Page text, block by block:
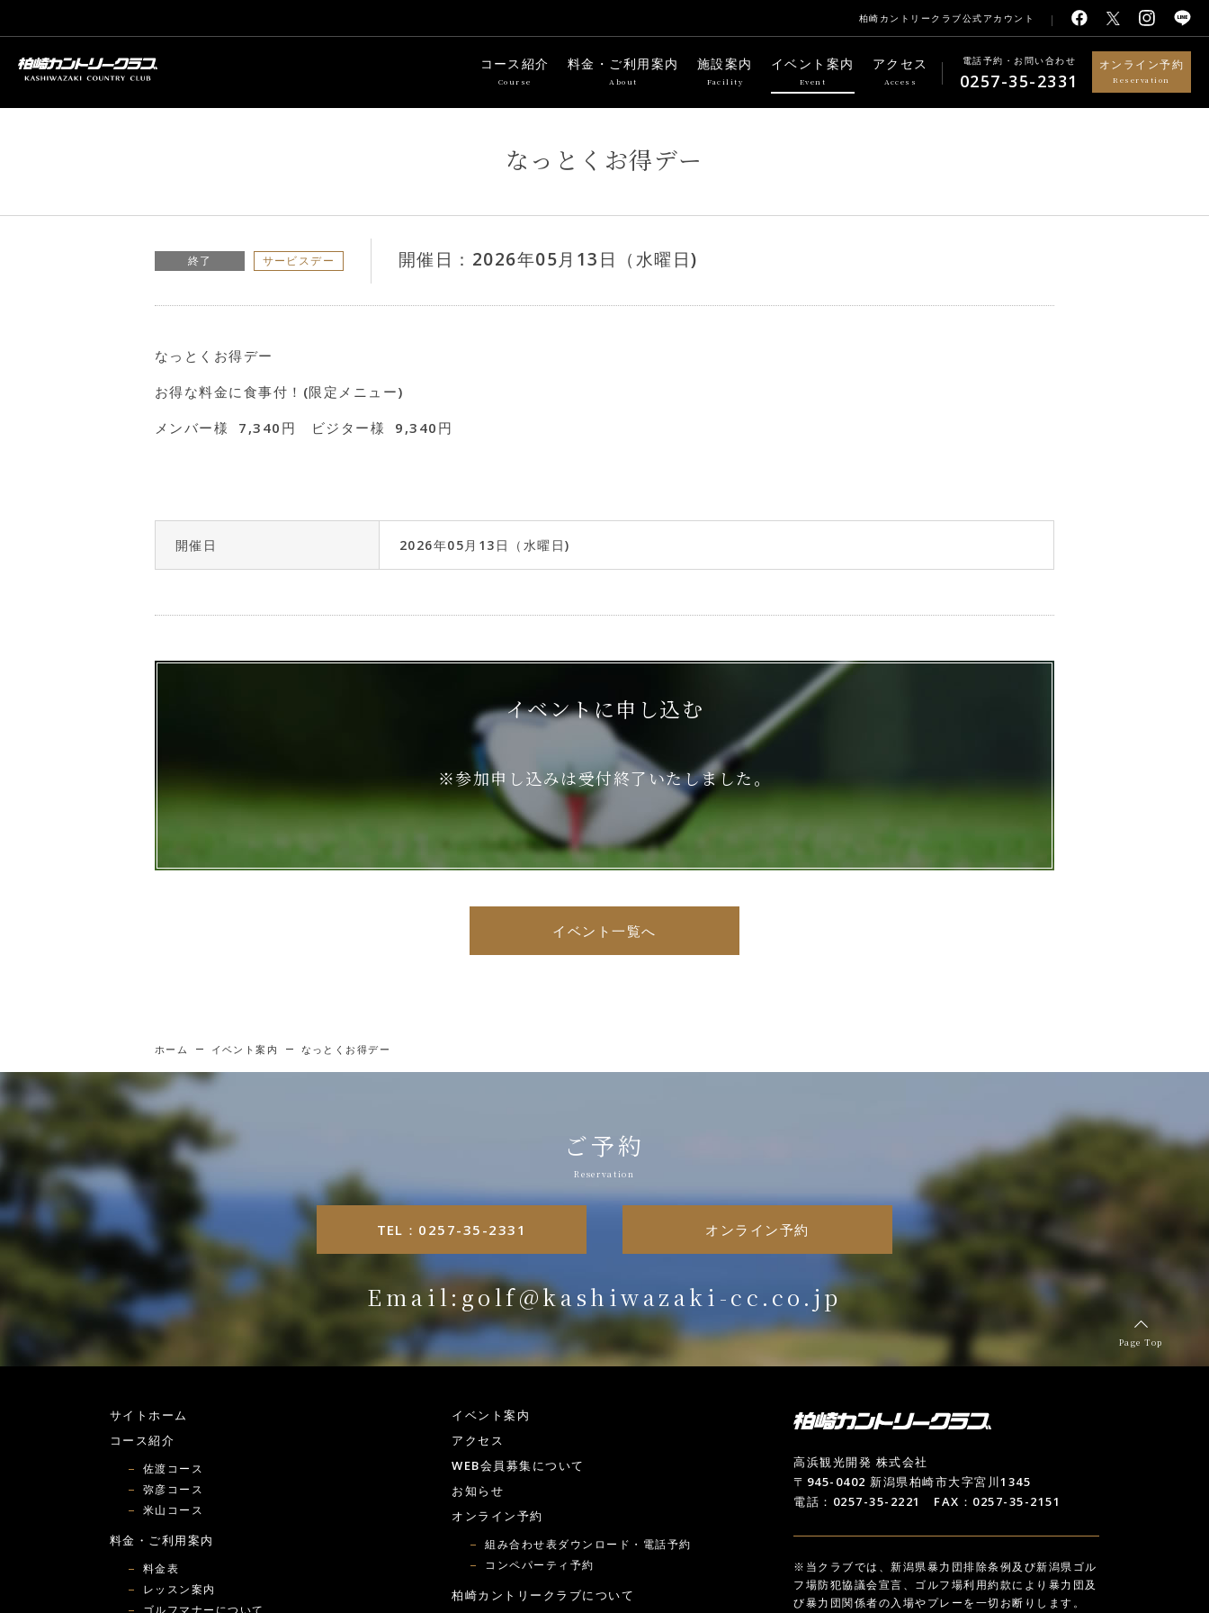
柏崎カントリークラブ公式アカウント
コース紹介
Course
料金・ご利用案内
About
施設案内
Facility
イベント案内
Event
アクセス
Access
電話予約・お問い合わせ
0257-35-2331
オンライン予約
Reservation
なっとくお得デー
終了 サービスデー 開催日：2026年05月13日（水曜日)
なっとくお得デー
お得な料金に食事付！(限定メニュー)
メンバー様 7,340円 ビジター様 9,340円
開催日 2026年05月13日（水曜日)
イベントに申し込む
※参加申し込みは受付終了いたしました。
イベント一覧へ
ホーム イベント案内 なっとくお得デー
ご予約
TEL：0257-35-2331 オンライン予約
Email:golf@kashiwazaki-cc.co.jp
Page Top
サイトホーム
コース紹介
佐渡コース
弥彦コース
米山コース
料金・ご利用案内
料金表
レッスン案内
ゴルフマナーについて
イベント案内
アクセス
WEB会員募集について
お知らせ
オンライン予約
組み合わせ表ダウンロード・電話予約
コンペパーティ予約
柏崎カントリークラブについて
高浜観光開発 株式会社
〒945-0402 新潟県柏崎市大字宮川1345
電話：0257-35-2221 FAX：0257-35-2151
※当クラブでは、新潟県暴力団排除条例及び新潟県ゴル
フ場防犯協議会宣言、ゴルフ場利用約款により暴力団及
び暴力団関係者の入場やプレーを一切お断りします。